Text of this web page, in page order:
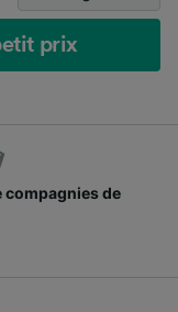
prix
de voyageurs